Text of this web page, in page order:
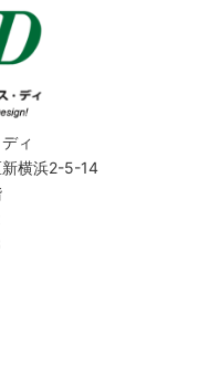
ィ
新横浜2-5-14